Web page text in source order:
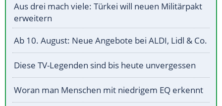
Aus drei mach viele: Türkei will neuen Militärpakt
erweitern
Ab 10. August: Neue Angebote bei ALDI, Lidl & Co.
Diese TV-Legenden sind bis heute unvergessen
Woran man Menschen mit niedrigem EQ erkennt